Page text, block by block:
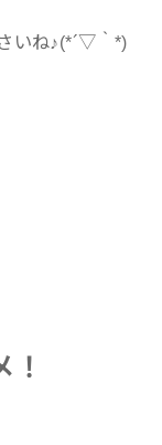
いね♪(*´▽｀*)